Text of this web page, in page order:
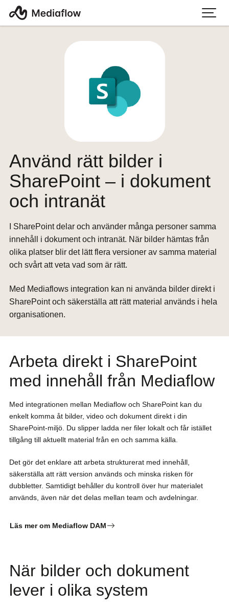
Använd rätt bilder i
SharePoint – i dokument
och intranät
I SharePoint delar och använder många personer samma
innehåll i dokument och intranät. När bilder hämtas från
olika platser blir det lätt flera versioner av samma material
och svårt att veta vad som är rätt.
Med Mediaflows integration kan ni använda bilder direkt i
SharePoint och säkerställa att rätt material används i hela
organisationen.
Arbeta direkt i SharePoint
med innehåll från Mediaflow
Med integrationen mellan Mediaflow och SharePoint kan du
enkelt komma åt bilder, video och dokument direkt i din
SharePoint-miljö. Du slipper ladda ner filer lokalt och får istället
tillgång till aktuellt material från en och samma källa.
Det gör det enklare att arbeta strukturerat med innehåll,
säkerställa att rätt version används och minska risken för
dubbletter. Samtidigt behåller du kontroll över hur materialet
används, även när det delas mellan team och avdelningar.
Läs mer om Mediaflow DAM
När bilder och dokument
lever i olika system